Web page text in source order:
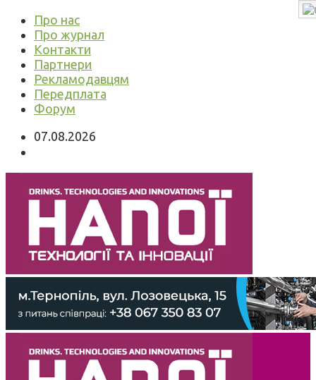
Про нас
Про журнал
Контакти
Партнери
Рекламодавцям
Передплата
Форум
07.08.2026